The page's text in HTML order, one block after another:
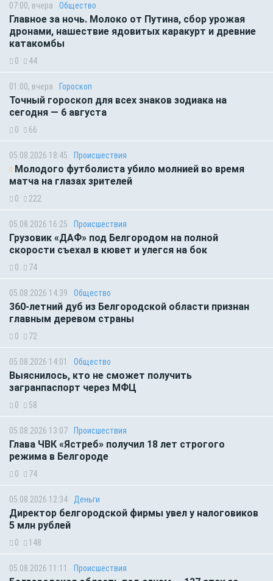
07:00, вчера Общество
Главное за ночь. Молоко от Путина, сбор урожая
дронами, нашествие ядовитых каракурт и древние
катакомбы
0 44
01:00, вчера Гороскоп
Точный гороскоп для всех знаков зодиака на
сегодня — 6 августа
0 66
05.08.2026 18:45 Происшествия
Молодого футболиста убило молнией во время
матча на глазах зрителей
0 222
05.08.2026 16:25 Происшествия
Грузовик «ДАФ» под Белгородом на полной
скорости съехал в кювет и улегся на бок
0 74
05.08.2026 14:39 Общество
360-летний дуб из Белгородской области признан
главным деревом страны
0 72
05.08.2026 14:01 Общество
Выяснилось, кто не сможет получить
загранпаспорт через МФЦ
0 58
05.08.2026 13:07 Происшествия
Глава ЧВК «Ястреб» получил 18 лет строгого
режима в Белгороде
0 74
05.08.2026 12:34 Деньги
Директор белгородской фирмы увел у налоговиков
5 млн рублей
0 148
05.08.2026 11:11 Происшествия